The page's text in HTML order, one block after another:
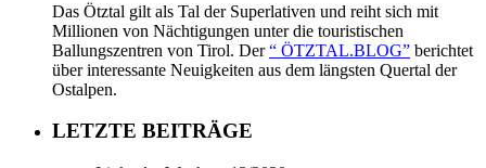
Das Ötztal gilt als Tal der Superlativen und reiht sich mit
Millionen von Nächtigungen unter die touristischen
Ballungszentren von Tirol. Der“ ÖTZTAL.BLOG” berichtet
über interessante Neuigkeiten aus dem längsten Quertal der
Ostalpen.
LETZTE BEITRÄGE